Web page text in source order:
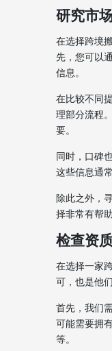
研究市
在选择跨境
先，您可以
信息。
在比较不同
理部分流程
要。
同时，口碑
这些信息通
除此之外，
择非常有帮
检查资
在选择一家
可，也是他
首先，我们
可能需要拥
等。